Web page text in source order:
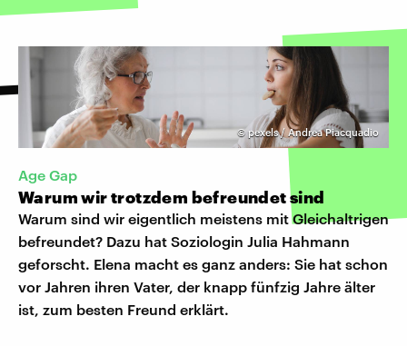
©pexels / Andrea Piacquadio
Age Gap
Warum wir trotzdem befreundet sind
Warum sind wir eigentlich meistens mit Gleichaltrigen
befreundet? Dazu hat Soziologin Julia Hahmann
geforscht. Elena macht es ganz anders: Sie hat schon
vor Jahren ihren Vater, der knapp fünfzig Jahre älter
ist, zum besten Freund erklärt.